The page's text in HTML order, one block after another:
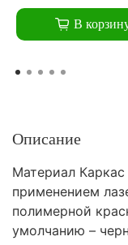
В
Описание
Материал
применением
полимерной
умолчанию –